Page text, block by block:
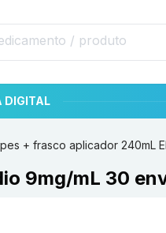
DIGITAL
+ frasco aplicador 240mL
9mg/mL 30